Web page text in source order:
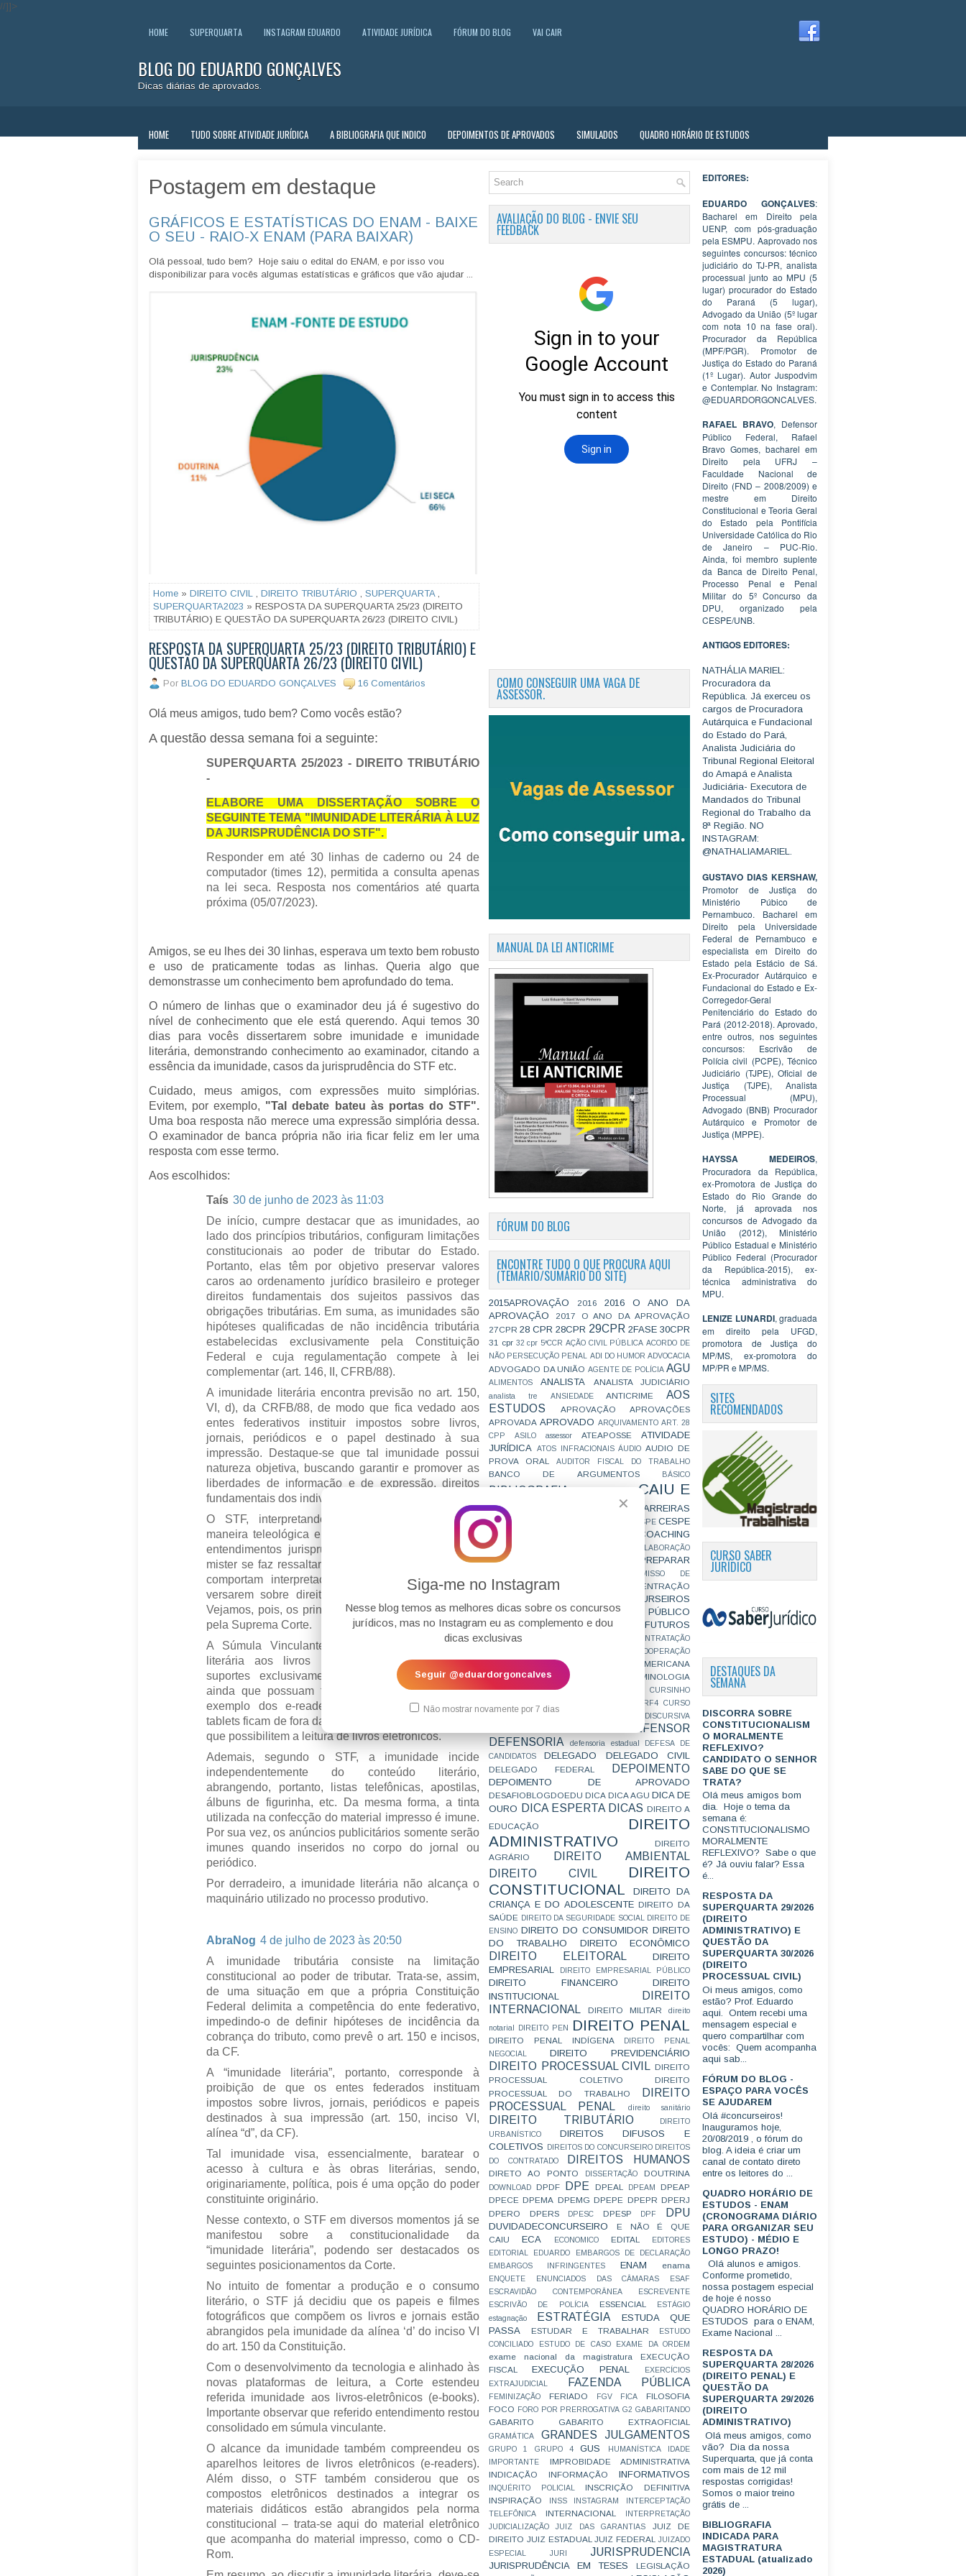
//]]>
HOME SUPERQUARTA INSTAGRAM EDUARDO ATIVIDADE JURÍDICA FÓRUM DO BLOG VAI CAIR
BLOG DO EDUARDO GONÇALVES
Dicas diárias de aprovados.
HOME TUDO SOBRE ATIVIDADE JURÍDICA A BIBLIOGRAFIA QUE INDICO DEPOIMENTOS DE APROVADOS SIMULADOS QUADRO HORÁRIO DE ESTUDOS
✕
Siga-me no Instagram
Nesse blog temos as melhores dicas sobre os concursos
jurídicos, mas no Instagram eu as complemento e dou
dicas exclusivas
Seguir @eduardorgoncalves
Não mostrar novamente por 7 dias
Postagem em destaque
GRÁFICOS E ESTATÍSTICAS DO ENAM - BAIXE
O SEU - RAIO-X ENAM (PARA BAIXAR)
Olá pessoal, tudo bem? Hoje saiu o edital do ENAM, e por isso vou
disponibilizar para vocês algumas estatísticas e gráficos que vão ajudar ...
Home » DIREITO CIVIL , DIREITO TRIBUTÁRIO , SUPERQUARTA,
SUPERQUARTA2023 » RESPOSTA DA SUPERQUARTA 25/23 (DIREITO
TRIBUTÁRIO) E QUESTÃO DA SUPERQUARTA 26/23 (DIREITO CIVIL)
RESPOSTA DA SUPERQUARTA 25/23 (DIREITO TRIBUTÁRIO) E
QUESTÃO DA SUPERQUARTA 26/23 (DIREITO CIVIL)
Por BLOG DO EDUARDO GONÇALVES 16 Comentários
Olá meus amigos, tudo bem? Como vocês estão?
A questão dessa semana foi a seguinte:
SUPERQUARTA 25/2023 - DIREITO TRIBUTÁRIO
-
ELABORE UMA DISSERTAÇÃO SOBRE O
SEGUINTE TEMA "IMUNIDADE LITERÁRIA À LUZ
DA JURISPRUDÊNCIA DO STF".
Responder em até 30 linhas de caderno ou 24 de
computador (times 12), permitida a consulta apenas
na lei seca. Resposta nos comentários até quarta
próxima (05/07/2023).
Amigos, se eu lhes dei 30 linhas, esperava um texto bem robusto
e uso de praticamente todas as linhas. Queria algo que
demonstrasse um conhecimento bem aprofundado do tema.
O número de linhas que o examinador deu já é sugestivo do
nível de conhecimento que ele está querendo. Aqui temos 30
dias para vocês dissertarem sobre imunidade e imunidade
literária, demonstrando conhecimento ao examinador, citando a
essência da imunidade, casos da jurisprudência do STF etc.
Cuidado, meus amigos, com expressões muito simplórias.
Evitem, por exemplo, "Tal debate bateu às portas do STF".
Uma boa resposta não merece uma expressão simplória dessa.
O examinador de banca própria não iria ficar feliz em ler uma
resposta com esse termo.
Aos escolhidos:
Taís 30 de junho de 2023 às 11:03
De início, cumpre destacar que as imunidades, ao
lado dos princípios tributários, configuram limitações
constitucionais ao poder de tributar do Estado.
Portanto, elas têm por objetivo preservar valores
caros ao ordenamento jurídico brasileiro e proteger
direitos fundamentais dos sujeitos passivos das
obrigações tributárias. Em suma, as imunidades são
hipóteses qualificadas de não incidência tributária
estabelecidas exclusivamente pela Constituição
Federal e cuja regulamentação compete à lei
complementar (art. 146, II, CFRB/88).
A imunidade literária encontra previsão no art. 150,
VI, d), da CRFB/88, de modo que fica vedado aos
entes federativos instituir impostos sobre livros,
jornais, periódicos e o papel destinado à sua
impressão. Destaque-se que tal imunidade possui
natureza objetiva, buscando garantir e promover as
liberdades de informação e de expressão, direitos
fundamentais dos indivíduos (art. 5º, IX, CRFB/88).
O STF, interpretando a referida imunidade de
maneira teleológica e evolutiva, fixou uma série de
entendimentos jurisprudenciais. Em primeiro lugar,
mister se faz ressaltar que as imunidades tributárias
comportam interpretação extensiva, em razão de
versarem sobre direitos e garantias fundamentais.
Vejamos, pois, os principais entendimentos firmados
pela Suprema Corte.
A Súmula Vinculante 57 estendeu a imunidade
literária aos livros eletrônicos, bem como aos
suportes exclusivamente utilizados para fixá-los,
ainda que possuam funcionalidades acessórias, a
exemplo dos e-readers. No entanto, celulares e
tablets ficam de fora da imunidade em questão, ainda
que possibilitem a leitura de livros eletrônicos.
Ademais, segundo o STF, a imunidade incide
independentemente do conteúdo literário,
abrangendo, portanto, listas telefônicas, apostilas,
álbuns de figurinha, etc. Da mesma forma, a tinta
utilizada na confecção do material impresso é imune.
Por sua vez, os anúncios publicitários somente serão
imunes quando inseridos no corpo do jornal ou
periódico.
Por derradeiro, a imunidade literária não alcança o
maquinário utilizado no processo produtivo.
AbraNog 4 de julho de 2023 às 20:50
A imunidade tributária consiste na limitação
constitucional ao poder de tributar. Trata-se, assim,
de uma situação em que a própria Constituição
Federal delimita a competência do ente federativo,
impedindo-o de definir hipóteses de incidência da
cobrança do tributo, como prevê o art. 150 e incisos,
da CF.
A “imunidade literária”, portanto, corresponde à
proibição de que os entes federados instituam
impostos sobre livros, jornais, periódicos e papeis
destinados à sua impressão (art. 150, inciso VI,
alínea “d”, da CF).
Tal imunidade visa, essencialmente, baratear o
acesso à cultura e às obras literárias, sendo,
originariamente, política, pois é uma opção do poder
constituinte originário.
Nesse contexto, o STF em diversos momentos já se
manifestou sobre a constitucionalidade da
“imunidade literária”, podendo ser destacados os
seguintes posicionamentos da Corte.
No intuito de fomentar a produção e o consumo
literário, o STF já decidiu que os papeis e filmes
fotográficos que compõem os livros e jornais estão
abrangidos pela imunidade da alínea ‘d’ do inciso VI
do art. 150 da Constituição.
Com o desenvolvimento da tecnologia e alinhado às
novas plataformas de leitura, a Corte estendeu
referida imunidade aos livros-eletrônicos (e-books).
Importante observar que referido entendimento restou
consolidado em súmula vinculante.
O alcance da imunidade também compreendeu os
aparelhos leitores de livros eletrônicos (e-readers).
Além disso, o STF também considerou que os
compostos eletrônicos destinados a integrar os
materiais didáticos estão abrangidos pela norma
constitucional – trata-se aqui do material eletrônico
que acompanha do material impresso, como o CD-
Rom.
AVALIAÇÃO DO BLOG - ENVIE SEU
FEEDBACK
COMO CONSEGUIR UMA VAGA DE
ASSESSOR.
MANUAL DA LEI ANTICRIME
FÓRUM DO BLOG
ENCONTRE TUDO O QUE PROCURA AQUI
(TEMÁRIO/SUMÁRIO DO SITE)
2015APROVAÇÃO 2016
2016 O ANO DA
APROVAÇÃO
2017 O ANO DA APROVAÇÃO
27CPR 28 CPR 28CPR 29CPR 2FASE 30CPR
31 cpr 32 cpr 5ªCCR AÇÃO CIVIL PÚBLICA ACORDO DE
NÃO PERSECUÇÃO PENAL
ADI DO HUMOR ADVOCACIA
ADVOGADO DA UNIÃO AGENTE DE POLÍCIA AGU
ALIMENTOS ANALISTA ANALISTA JUDICIÁRIO
analista tre ANSIEDADE ANTICRIME
AOS
ESTUDOS
APROVAÇÃO
APROVAÇÕES
APROVADA APROVADO ARQUIVAMENTO ART. 28
CPP
ASILO assessor ATEAPOSSE
ATIVIDADE
JURÍDICA
ATOS INFRACIONAIS ÁUDIO AUDIO DE
PROVA ORAL
AUDITOR FISCAL DO TRABALHO
BANCO DE ARGUMENTOS BÁSICO
BIBLIOGRAFIA
CAIU E
VAI CAIR
CARREIRAS
CARREIRAS
JURÍDICAS
CEBRASPE CESPE
CF COACHING
CÓDIGO DE TRÂNSITO BRASILEIRO
COLABORAÇÃO
COMBATE À CORRUPÇÃO
COMO SE PREPARAR
COMPROMISSO DE
AJUSTAMENTO DE CONDUTA
CONCENTRAÇÃO
CONCURSEIROS
CONCURSO
CONCURSO PÚBLICO
CONCURSOS
CONCURSOS FUTUROS
CONCURSOS NÍVEL HARD
CONTRATAÇÃO
COOPERAÇÃO
CORTE INTERAMERICANA
CPC2015
CPI
CRIMINOLOGIA
CRONOGRAMA
CTB CURSINHO
CURSO ESTUDO DE CASO - TRF4
CURSO
PARA A SUBJETIVA
CURSO PROVA DISCURSIVA
DEFENSOR
DEFENSORIA
defensoria estadual
DEFESA DE
CANDIDATOS
DELEGADO DELEGADO CIVIL
DELEGADO FEDERAL DEPOIMENTO
DEPOIMENTO DE APROVADO
DESAFIOBLOGDOEDU DICA DICA AGU DICA DE
OURO DICA ESPERTA DICAS DIREITO A
EDUCAÇÃO
DIREITO
ADMINISTRATIVO
DIREITO
AGRÁRIO
DIREITO AMBIENTAL
DIREITO CIVIL
DIREITO
CONSTITUCIONAL
DIREITO DA
CRIANÇA E DO ADOLESCENTE DIREITO DA
SAÚDE
DIREITO DA SEGURIDADE SOCIAL
DIREITO DE
ENSINO DIREITO DO CONSUMIDOR DIREITO
DO TRABALHO
DIREITO ECONÔMICO
DIREITO ELEITORAL
DIREITO
EMPRESARIAL
DIREITO EMPRESARIAL PÚBLICO
DIREITO FINANCEIRO
DIREITO
INSTITUCIONAL
DIREITO
INTERNACIONAL
DIREITO MILITAR direito
notarial DIREITO PEN DIREITO PENAL
DIREITO PENAL INDÍGENA
DIREITO PENAL
NEGOCIAL
DIREITO PREVIDENCIÁRIO
DIREITO PROCESSUAL CIVIL
DIREITO
PROCESSUAL COLETIVO
DIREITO
PROCESSUAL DO TRABALHO
DIREITO
PROCESSUAL PENAL
direito sanitário
DIREITO TRIBUTÁRIO
DIREITO
URBANÍSTICO
DIREITOS DIFUSOS E
COLETIVOS
DIREITOS DO CONCURSEIRO DIREITOS
DO CONTRATADO
DIREITOS HUMANOS
DIRETO AO PONTO DISSERTAÇÃO DOUTRINA
DOWNLOAD DPDF DPE DPEAL DPEAM
DPEAP
DPECE DPEMA DPEMG DPEPE DPEPR DPERJ
DPERO
DPERS DPESC DPESP DPF DPU
DUVIDADECONCURSEIRO
E NÃO É QUE
CAIU
ECA ECONOMICO EDITAL
EDITORES
EDITORIAL
EDUARDO
EMBARGOS DE DECLARAÇÃO
EMBARGOS INFRINGENTES
ENAM enama
ENQUETE ENUNCIADOS DAS CÂMARAS
ESAF
ESCRAVIDÃO CONTEMPORÂNEA
ESCREVENTE
ESCRIVÃO DE POLÍCIA
ESSENCIAL
ESTÁGIO
estagnação
ESTRATÉGIA
ESTUDA QUE
PASSA
ESTUDAR E TRABALHAR
ESTUDO
CONCILIADO
ESTUDO DE CASO EXAME DA ORDEM
exame nacional da magistratura
EXECUÇÃO
FISCAL
EXECUÇÃO PENAL
EXERCÍCIOS
EXTRAJUDICIAL
FAZENDA PÚBLICA
FEMINIZAÇÃO FERIADO FGV FICA
FILOSOFIA
FOCO
FORO POR PRERROGATIVA G2 GABARITANDO
GABARITO GABARITO EXTRAOFICIAL
GRAMÁTICA GRANDES JULGAMENTOS
GRUPO 1 GRUPO 4 GUS HUMANÍSTICA
IDADE
IMPORTANTE
IMPROBIDADE ADMINISTRATIVA
INDICAÇÃO
INFORMAÇÃO INFORMATIVOS
INQUÉRITO POLICIAL
INSCRIÇÃO DEFINITIVA
INSPIRAÇÃO
INSS INSTAGRAM
INTERCEPTAÇÃO
TELEFÔNICA
INTERNACIONAL
INTERPRETAÇÃO
JUDICIALIZAÇÃO
JUIZ DAS GARANTIAS
JUIZ DE
DIREITO JUIZ ESTADUAL JUIZ FEDERAL
JUIZADO
ESPECIAL
JURI JURISPRUDENCIA
JURISPRUDÊNCIA EM TESES
LEGISLAÇÃO
EDITORES:
EDUARDO GONÇALVES:
Bacharel em Direito pela
UENP, com pós-graduação
pela ESMPU. Aaprovado nos
seguintes concursos: técnico
judiciário do TJ-PR, analista
processual junto ao MPU (5
lugar) procurador do Estado
do Paraná (5 lugar),
Advogado da União (5º lugar
com nota 10 na fase oral).
Procurador da República
(MPF/PGR). Promotor de
Justiça do Estado do Paraná
(1º Lugar). Autor Juspodvim
e Contemplar. No Instagram:
@EDUARDORGONCALVES.
RAFAEL BRAVO, Defensor
Público Federal, Rafael
Bravo Gomes, bacharel em
Direito pela UFRJ –
Faculdade Nacional de
Direito (FND – 2008/2009) e
mestre em Direito
Constitucional e Teoria Geral
do Estado pela Pontifícia
Universidade Católica do Rio
de Janeiro – PUC-Rio.
Ainda, foi membro suplente
da Banca de Direito Penal,
Processo Penal e Penal
Militar do 5º Concurso da
DPU, organizado pela
CESPE/UNB.
ANTIGOS EDITORES:
NATHÁLIA MARIEL:
Procuradora da
República. Já exerceu os
cargos de Procuradora
Autárquica e Fundacional
do Estado do Pará,
Analista Judiciária do
Tribunal Regional Eleitoral
do Amapá e Analista
Judiciária- Executora de
Mandados do Tribunal
Regional do Trabalho da
8ª Região. NO
INSTAGRAM:
@NATHALIAMARIEL.
GUSTAVO DIAS KERSHAW,
Promotor de Justiça do
Ministério Púbico de
Pernambuco. Bacharel em
Direito pela Universidade
Federal de Pernambuco e
especialista em Direito do
Estado pela Estácio de Sá.
Ex-Procurador Autárquico e
Fundacional do Estado e Ex-
Corregedor-Geral
Penitenciário do Estado do
Pará (2012-2018). Aprovado,
entre outros, nos seguintes
concursos: Escrivão de
Polícia civil (PCPE), Técnico
Judiciário (TJPE), Oficial de
Justiça (TJPE), Analista
Processual (MPU),
Advogado (BNB) Procurador
Autárquico e Promotor de
Justiça (MPPE).
HAYSSA MEDEIROS,
Procuradora da República,
ex-Promotora de Justiça do
Estado do Rio Grande do
Norte, já aprovada nos
concursos de Advogado da
União (2012), Ministério
Público Estadual e Ministério
Público Federal (Procurador
da República-2015), ex-
técnica administrativa do
MPU.
LENIZE LUNARDI, graduada
em direito pela UFGD,
promotora de Justiça do
MP/MS, ex-promotora do
MP/PR e MP/MS.
SITES
RECOMENDADOS
CURSO SABER
JURÍDICO
DESTAQUES DA
SEMANA
DISCORRA SOBRE
CONSTITUCIONALISM
O MORALMENTE
REFLEXIVO?
CANDIDATO O SENHOR
SABE DO QUE SE
TRATA?
Olá meus amigos bom
dia. Hoje o tema da
semana é:
CONSTITUCIONALISMO
MORALMENTE
REFLEXIVO? Sabe o que
é? Já ouviu falar? Essa
é...
RESPOSTA DA
SUPERQUARTA 29/2026
(DIREITO
ADMINISTRATIVO) E
QUESTÃO DA
SUPERQUARTA 30/2026
(DIREITO
PROCESSUAL CIVIL)
Oi meus amigos, como
estão? Prof. Eduardo
aqui. Ontem recebi uma
mensagem especial e
quero compartilhar com
vocês: Quem acompanha
aqui sab...
FÓRUM DO BLOG -
ESPAÇO PARA VOCÊS
SE AJUDAREM
Olá #concurseiros!
Inauguramos hoje,
20/08/2019 , o fórum do
blog. A ideia é criar um
canal de contato direto
entre os leitores do ...
QUADRO HORÁRIO DE
ESTUDOS - ENAM
(CRONOGRAMA DIÁRIO
PARA ORGANIZAR SEU
ESTUDO) - MÉDIO E
LONGO PRAZO!
Olá alunos e amigos.
Conforme prometido,
nossa postagem especial
de hoje é nosso
QUADRO HORÁRIO DE
ESTUDOS para o ENAM,
Exame Nacional ...
RESPOSTA DA
SUPERQUARTA 28/2026
(DIREITO PENAL) E
QUESTÃO DA
SUPERQUARTA 29/2026
(DIREITO
ADMINISTRATIVO)
Olá meus amigos, como
vão? Dia da nossa
Superquarta, que já conta
com mais de 12 mil
respostas corrigidas!
Somos o maior treino
grátis de ...
BIBLIOGRAFIA
INDICADA PARA
MAGISTRATURA
ESTADUAL (atualizado
2026)